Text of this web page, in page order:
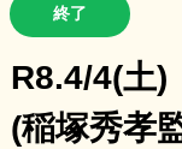
終了
R8.4/4(土)
(稲塚秀孝